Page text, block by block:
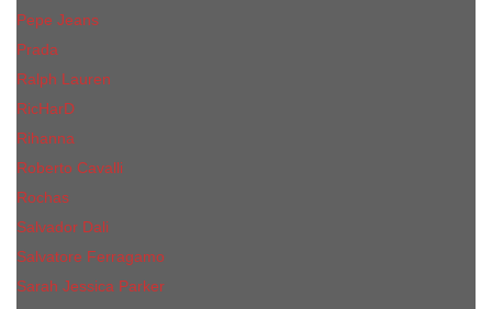
Pepe Jeans
Prada
Ralph Lauren
RicHarD
Rihanna
Roberto Cavalli
Rochas
Salvador Dali
Salvatore Ferragamo
Sarah Jessica Parker